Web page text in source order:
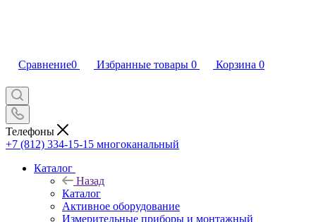
Сравнение0 Избранные товары 0 Корзина 0
Телефоны
+7 (812) 334-15-15 многоканальный
Каталог
Назад
Каталог
Активное оборудование
Измерительные приборы и монтажный